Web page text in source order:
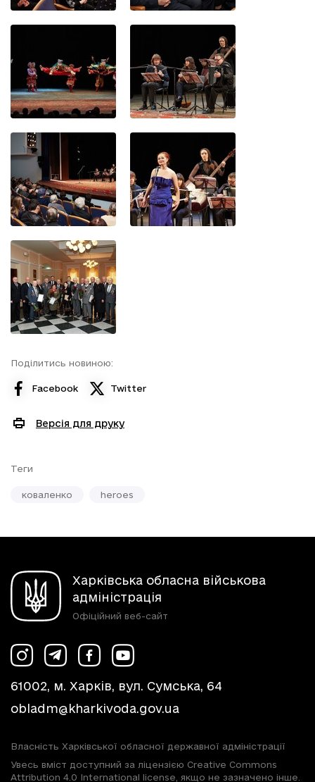
Поділитись новиною:
Facebook Twitter
Версія для друку
Теги
коваленко heroes
Харківська обласна військова
адміністрація
Офіційний веб-сайт
61002, м. Харків, вул. Сумська, 64
obladm@kharkivoda.gov.ua
Власність Харківської обласної державної адміністрації
Увесь вміст доступний за ліцензією Creative Commons
Attribution 4.0 International license, якщо не зазначено інше.